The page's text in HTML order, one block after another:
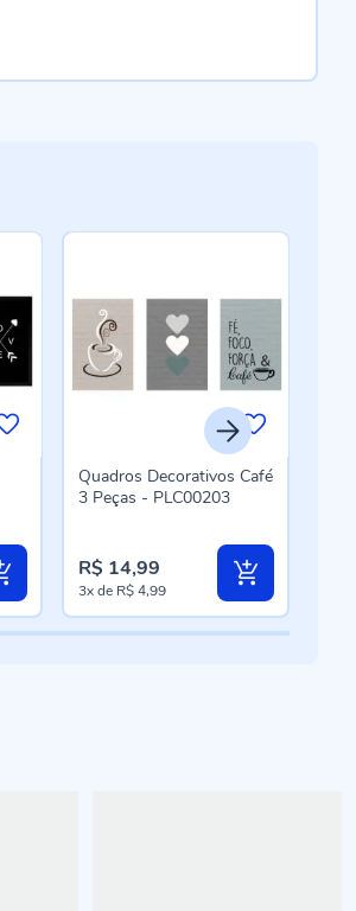
Quadros Decorativos Café
3 Peças - PLC00203
R$ 14,99
3xde R$ 4,99